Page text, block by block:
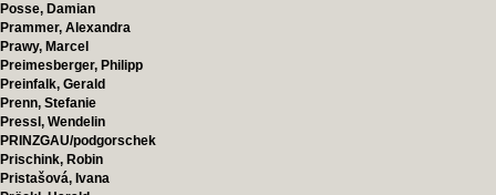
Posse, Damian
Prammer, Alexandra
Prawy, Marcel
Preimesberger, Philipp
Preinfalk, Gerald
Prenn, Stefanie
Pressl, Wendelin
PRINZGAU/podgorschek
Prischink, Robin
Pristašová, Ivana